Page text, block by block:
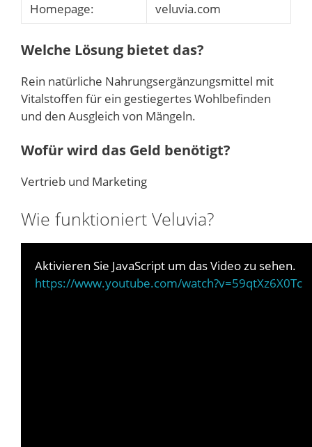
Homepage: veluvia.com
Welche Lösung bietet das?
Rein natürliche Nahrungsergänzungsmittel mit
Vitalstoffen für ein gestiegertes Wohlbefinden
und den Ausgleich von Mängeln.
Wofür wird das Geld benötigt?
Vertrieb und Marketing
Wie funktioniert Veluvia?
Aktivieren Sie JavaScript um das Video zu sehen.
https://www.youtube.com/watch?v=59qtXz6X0Tc